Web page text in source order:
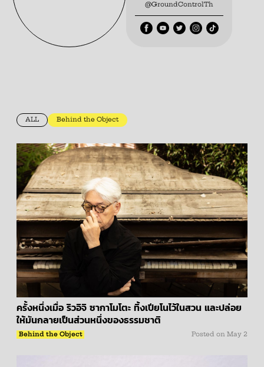
@GroundControlTh
ALL Behind the Object
ครั้งหนึ่งเมื่อ ริวอิจิ ซากาโมโตะ ทิ้งเปียโนไว้ในสวน และปล่อย
ให้มันกลายเป็นส่วนหนึ่งของธรรมชาติ
Behind the Object Posted on May 2